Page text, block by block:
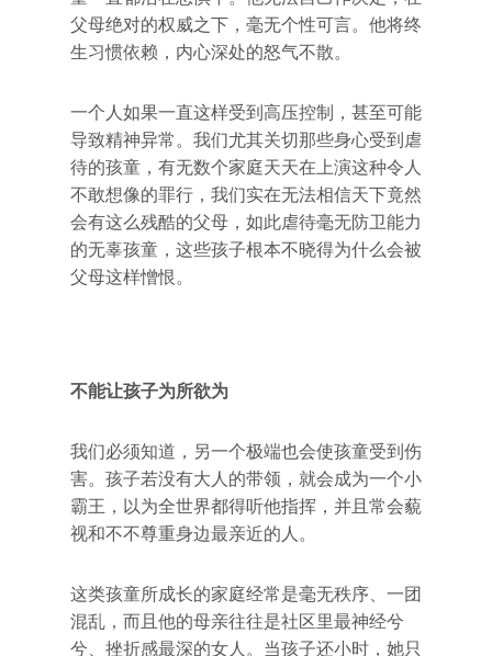
父母绝对的权威之下，毫无个性可言。他将终
生习惯依赖，内心深处的怒气不散。
一个人如果一直这样受到高压控制，甚至可能
导致精神异常。我们尤其关切那些身心受到虐
待的孩童，有无数个家庭天天在上演这种令人
不敢想像的罪行，我们实在无法相信天下竟然
会有这么残酷的父母，如此虐待毫无防卫能力
的无辜孩童，这些孩子根本不晓得为什么会被
父母这样憎恨。
不能让孩子为所欲为
我们必须知道，另一个极端也会使孩童受到伤
害。孩子若没有大人的带领，就会成为一个小
霸王，以为全世界都得听他指挥，并且常会藐
视和不不尊重身边最亲近的人。
这类孩童所成长的家庭经常是毫无秩序、一团
混乱，而且他的母亲往往是社区里最神经兮
兮、挫折感最深的女人。当孩子还小时，她只